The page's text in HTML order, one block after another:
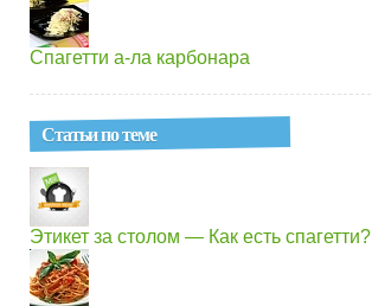
Спагетти а-ла карбонара
Статьи по теме
Этикет за столом — Как есть спагетти?